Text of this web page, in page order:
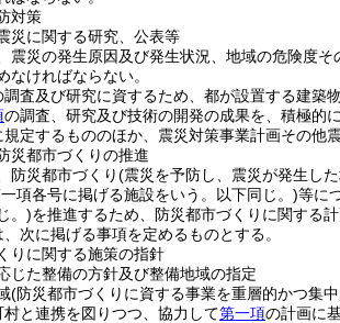
対策
災に関する研究、公表等
震災の発生原因及び発生状況、地域の危険度
なければならない。
査及び研究に資するため、都が設置する建築
の調査、研究及び技術の開発の成果を、積極的
規定するもののほか、震災対策事業計画その他
災都市づくりの推進
防災都市づくり(震災を予防し、震災が発生し
項各号に掲げる施設をいう。以下同じ。)等に
。)を推進するため、防災都市づくりに関する
次に掲げる事項を定めるものとする。
りに関する施策の指針
じた整備の方針及び整備地域の指定
(防災都市づくりに資する事業を重層的かつ集
と連携を図りつつ、協力して第一項の計画に